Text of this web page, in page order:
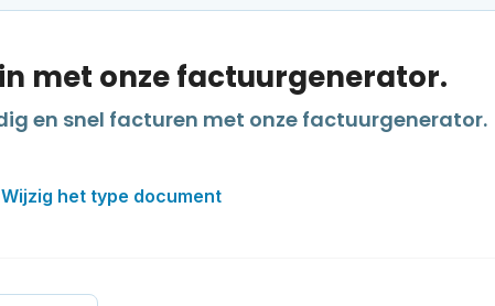
met onze factuurgenerator.
en snel facturen met onze factuurgenerator.
Wijzig het type document